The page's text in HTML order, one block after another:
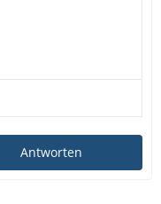
Antworten